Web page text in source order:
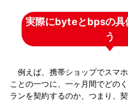
実際にbyteとbpsの具
う
例えば、携帯ショップでスマ
ことの一つに、一ヶ月間でどの
ランを契約するのか、つまり、